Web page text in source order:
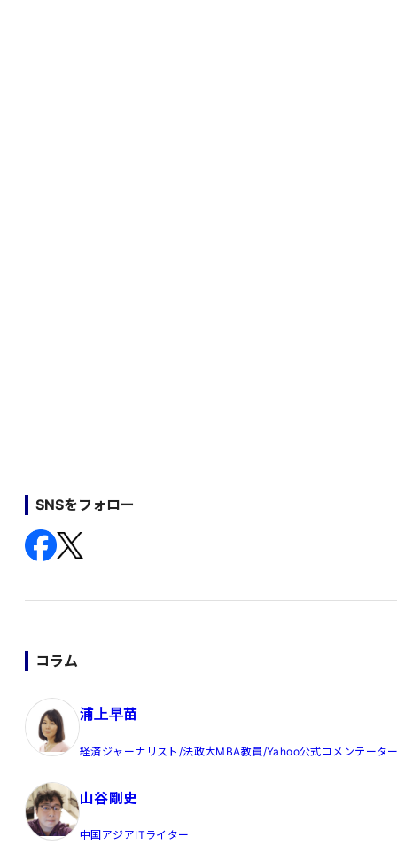
SNSをフォロー
コラム
浦上早苗
経済ジャーナリスト/法政大MBA教員/Yahoo公式コメンテータ
山谷剛史
中国アジアITライター